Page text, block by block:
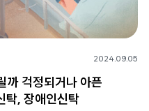
2024.09.05
까 걱정되거나 아픈
탁, 장애인신탁